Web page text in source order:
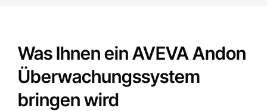
Was Ihnen ein AVEVA Andon
Überwachungssystem
bringen wird